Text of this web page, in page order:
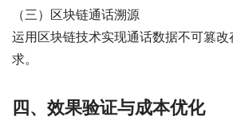
（三）区块链通话溯源
运用区块链技术实现通话数据不可篡
求。
四、效果验证与成本优化